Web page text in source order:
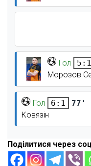
Гол 5:1
Морозов
Гол 6:1
77'
Ковязін
Поділитися через